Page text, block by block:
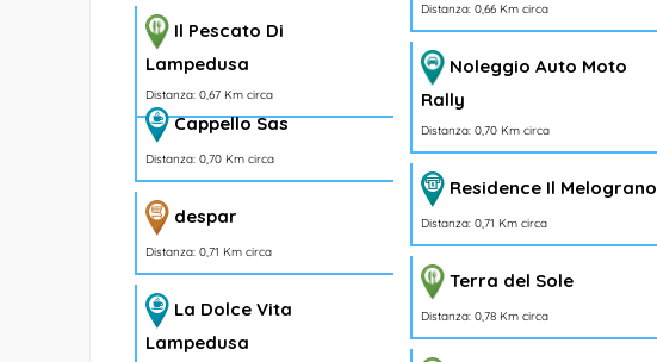
Distanza: 0,66 Km circa
Il Pescato Di
Lampedusa
Distanza: 0,67 Km circa
Noleggio Auto Moto
Rally
Distanza: 0,70 Km circa
Cappello Sas
Distanza: 0,70 Km circa
Residence Il Melograno
Distanza: 0,71 Km circa
despar
Distanza: 0,71 Km circa
Terra del Sole
Distanza: 0,78 Km circa
La Dolce Vita
Lampedusa